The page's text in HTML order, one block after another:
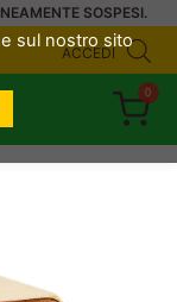
SOSPESI.
ACCEDI
0
sul nostro sito